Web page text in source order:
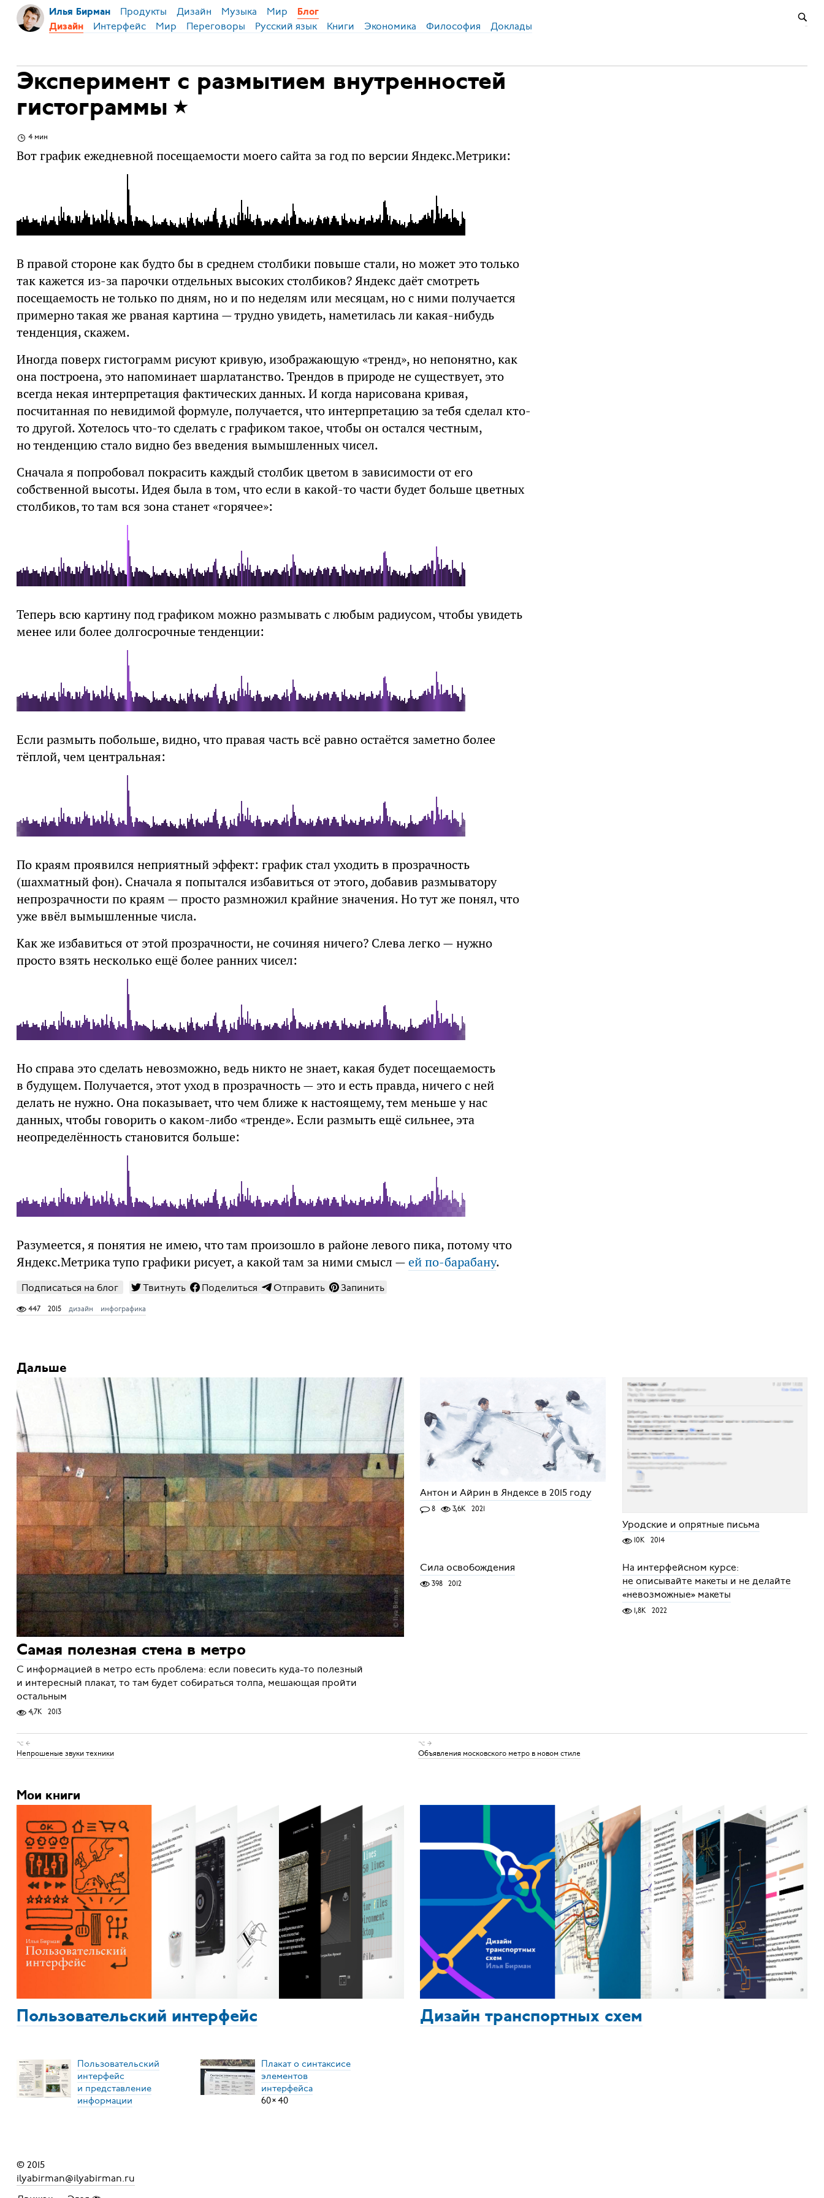
Илья Бирман Продукты Дизайн Музыка Мир
Блог
Дизайн
Интерфейс Мир Переговоры Русский язык Книги Экономика Философия Доклады
Эксперимент с размытием внутренностей
гистограммы
4 мин
Вот график ежедневной посещаемости моего сайта за год по версии Яндекс.Метрики:
В правой стороне как будто бы в среднем столбики повыше стали, но может это только
так кажется из-за парочки отдельных высоких столбиков? Яндекс даёт смотреть
посещаемость не только по дням, но и по неделям или месяцам, но с ними получается
примерно такая же рваная картина — трудно увидеть, наметилась ли какая-нибудь
тенденция, скажем.
Иногда поверх гистограмм рисуют кривую, изображающую «тренд», но непонятно, как
она построена, это напоминает шарлатанство. Трендов в природе не существует, это
всегда некая интерпретация фактических данных. И когда нарисована кривая,
посчитанная по невидимой формуле, получается, что интерпретацию за тебя сделал кто-
то другой. Хотелось что-то сделать с графиком такое, чтобы он остался честным,
но тенденцию стало видно без введения вымышленных чисел.
Сначала я попробовал покрасить каждый столбик цветом в зависимости от его
собственной высоты. Идея была в том, что если в какой-то части будет больше цветных
столбиков, то там вся зона станет «горячее»:
Теперь всю картину под графиком можно размывать с любым радиусом, чтобы увидеть
менее или более долгосрочные тенденции:
Если размыть побольше, видно, что правая часть всё равно остаётся заметно более
тёплой, чем центральная:
По краям проявился неприятный эффект: график стал уходить в прозрачность
(шахматный фон). Сначала я попытался избавиться от этого, добавив размыватору
непрозрачности по краям — просто размножил крайние значения. Но тут же понял, что
уже ввёл вымышленные числа.
Как же избавиться от этой прозрачности, не сочиняя ничего? Слева легко — нужно
просто взять несколько ещё более ранних чисел:
Но справа это сделать невозможно, ведь никто не знает, какая будет посещаемость
в будущем. Получается, этот уход в прозрачность — это и есть правда, ничего с ней
делать не нужно. Она показывает, что чем ближе к настоящему, тем меньше у нас
данных, чтобы говорить о каком-либо «тренде». Если размыть ещё сильнее, эта
неопределённость становится больше:
Разумеется, я понятия не имею, что там произошло в районе левого пика, потому что
Яндекс.Метрика тупо графики рисует, а какой там за ними смысл —ей по-барабану.
Подписаться на блог Твитнуть Поделиться Отправить Запинить
447 2015 дизайн инфографика
Дальше
Самая полезная стена в метро
С информацией в метро есть проблема: если повесить куда-то полезный
и интересный плакат, то там будет собираться толпа, мешающая пройти
остальным
4,7K 2013
Антон и Айрин в Яндексе в 2015 году
8 3,6K 2021
Уродские и опрятные письма
10K 2014
Сила освобождения
398 2012
На интерфейсном курсе:
не описывайте макеты и не делайте
«невозможные» макеты
1,8K 2022
⌥ ←
Непрошеные звуки техники
⌥ →
Объявления московского метро в новом стиле
Мои книги
Пользовательский интерфейс Дизайн транспортных схем
Пользовательский
интерфейс
и представление
информации
Плакат о синтаксисе
элементов
интерфейса
60×40
© 2015
ilyabirman@ilyabirman.ru